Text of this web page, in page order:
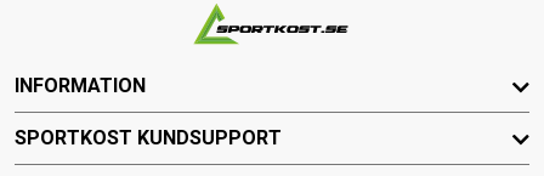
INFORMATION
SPORTKOST KUNDSUPPORT